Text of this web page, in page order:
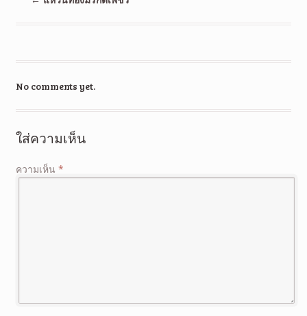
No comments yet.
ใส่ความเห็น
ความเห็น *